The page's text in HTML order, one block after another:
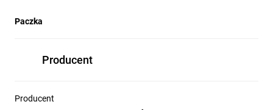
Paczka
Producent
Producent